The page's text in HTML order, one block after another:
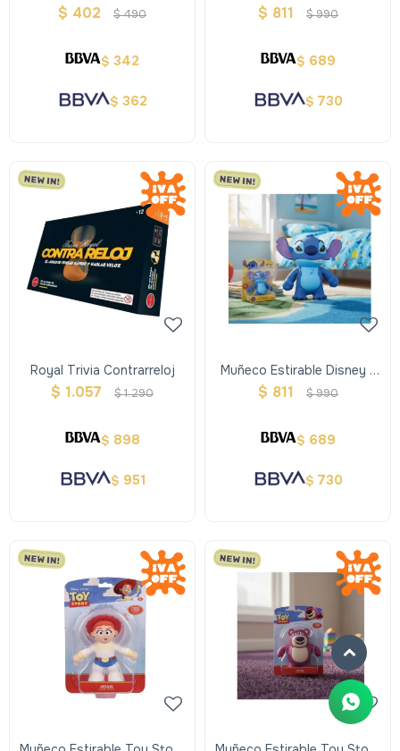
Un Vehiculo
$ 402 $490
$ 342
$ 362
- Buzz Lightyear
$ 811 $990
$ 689
$ 730
Royal Trivia Contrarreloj
$ 1.057 $1.290
$ 898
$ 951
Muñeco Estirable Disney -
Stitch
$ 811 $990
$ 689
$ 730